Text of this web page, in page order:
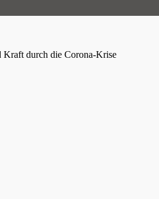
Kraft durch die Corona-Krise